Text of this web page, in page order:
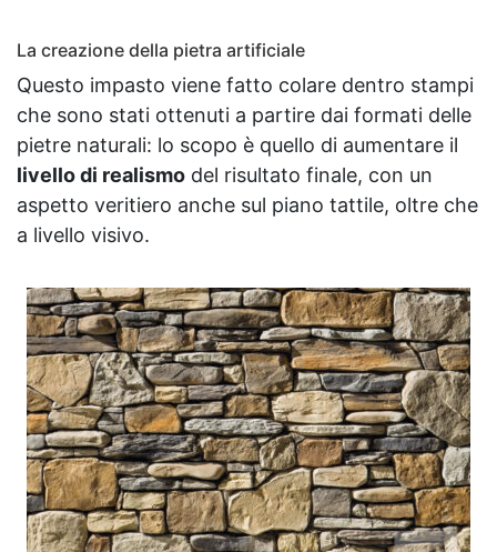
La creazione della pietra artificiale
Questo impasto viene fatto colare dentro stampi
che sono stati ottenuti a partire dai formati delle
pietre naturali: lo scopo è quello di aumentare il
livello di realismo del risultato finale, con un
aspetto veritiero anche sul piano tattile, oltre che
a livello visivo.